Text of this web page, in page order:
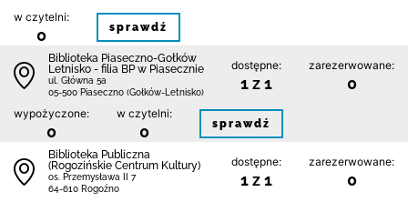
w czytelni:
0 sprawdź
Biblioteka Piaseczno-Gołków
Letnisko - filia BP w Piasecznie
ul. Główna 5a
05-500 Piaseczno (Gołków-Letnisko)
dostępne:
1 z 1
zarezerwowane:
0
wypożyczone:
0
w czytelni:
0 sprawdź
Biblioteka Publiczna
(Rogozińskie Centrum Kultury)
os. Przemysława II 7
64-610 Rogoźno
dostępne:
1 z 1
zarezerwowane:
0